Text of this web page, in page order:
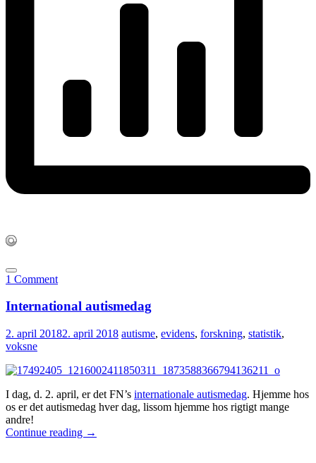
1 Comment
International autismedag
2. april 20182. april 2018 autisme, evidens, forskning, statistik,
voksne
I dag, d. 2. april, er det FN’s internationale autismedag. Hjemme hos
os er det autismedag hver dag, lissom hjemme hos rigtigt mange
andre!
Continue reading →